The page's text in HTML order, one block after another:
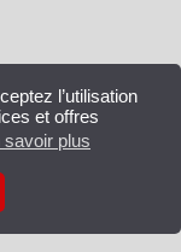
l’utilisation
et offres
savoir plus